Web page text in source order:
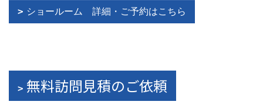
ショールーム 詳細・ご予約はこちら
無料訪問見積のご依頼